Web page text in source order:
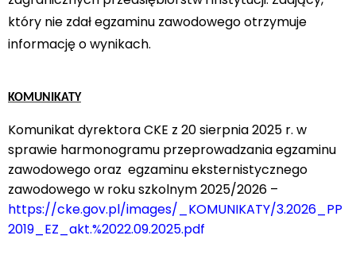
który nie zdał egzaminu zawodowego otrzymuje
informację o wynikach.
KOMUNIKATY
Komunikat dyrektora CKE z 20 sierpnia 2025 r. w
sprawie harmonogramu przeprowadzania egzaminu
zawodowego oraz egzaminu eksternistycznego
zawodowego w roku szkolnym 2025/2026 –
https://cke.gov.pl/images/_KOMUNIKATY/3.2026_PP
2019_EZ_akt.%2022.09.2025.pdf